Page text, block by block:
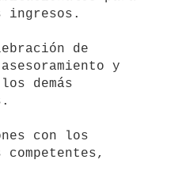
ingresos.
de
y
con los